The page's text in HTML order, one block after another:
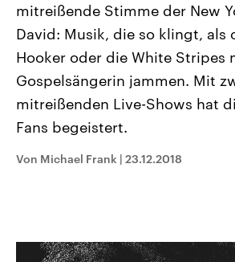
Landtagswahl Sachsen-Anhalt
2026
Alle Informationen
Sachsen-Anhalt wählt am 6.
September 2026 einen neuen
Landtag. Seit 2021 wird das
Bundesland von einer Koalition aus
Umfragen, Prognosen,
und Hintergründe zu den Parteien
und Kandidaten der anstehenden
USA
mit
Sendungen Programm
mitreißende Stimme der New
David: Musik, die so klingt, als
Hooker oder die White Stripes
Gospelsängerin jammen. Mit
mitreißenden Live-Shows hat
Fans begeistert.
Von Michael Frank | 23.12.2018